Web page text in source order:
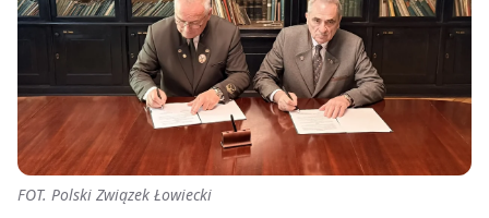
FOT. Polski Związek Łowiecki